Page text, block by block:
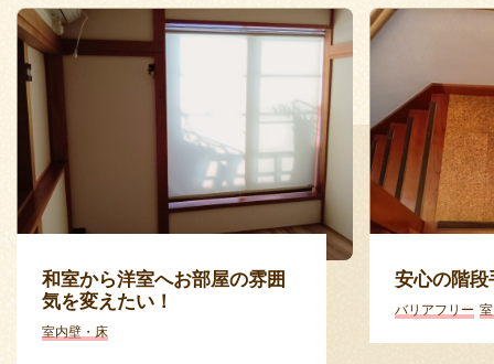
和室から洋室へお部屋の雰囲
気を変えたい！
室内壁・床
安心の階
バリアフリー